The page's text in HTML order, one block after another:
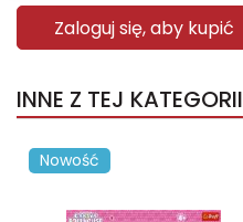
Zaloguj się, aby kupić
INNE Z TEJ KATEGORII
Nowość